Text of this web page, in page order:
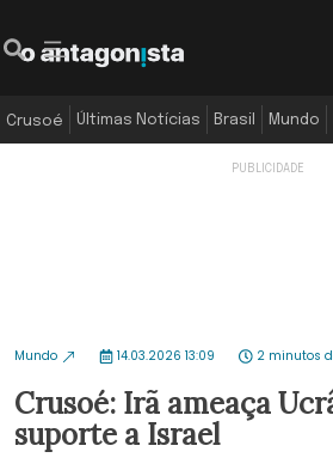
Crusoé Últimas Notícias Brasil Mundo
Mundo 14.03.2026 13:09 2 minutos
Crusoé: Irã ameaça
suporte a Israel